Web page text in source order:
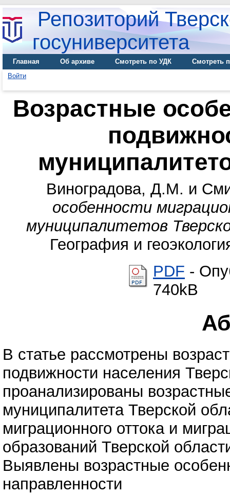
Репозиторий
госуниверситета
Главная Об архиве Смотреть по УДК
Смотреть
Войти
Возрастные
Виноградова, Д.М. и
особенности
муниципалитетов
География и
PDF -
740kB
В статье рассмотрены
подвижности населения
проанализированы
муниципалитета Тверской
миграционного оттока и
образований Тверской
Выявлены возрастные
направленности